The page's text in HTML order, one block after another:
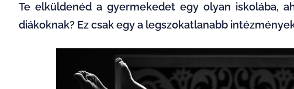
Te elküldenéd a gyermekedet egy olyan iskolába,
diákoknak? Ez csak egy a legszokatlanabb